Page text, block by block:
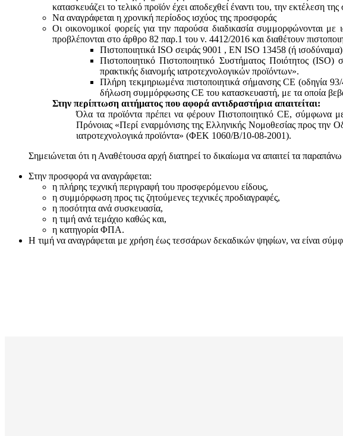
κατασκευάζει το τελικό προϊόν έχει αποδεχθεί έναντι του, την εκτέλεση
Να αναγράφεται η χρονική περίοδος ισχύος της προσφοράς
Οι οικονομικοί φορείς για την παρούσα διαδικασία συμμορφώνονται
προβλέπονται στο άρθρο 82 παρ.1 του ν. 4412/2016 και διαθέτουν
Πιστοποιητικά ISO σειράς 9001 , ΕΝ ISO 13458 (ή ισοδύναμα)
Πιστοποιητικό Πιστοποιητικό Συστήματος Ποιότητος
πρακτικής διανομής ιατροτεχνολογικών προϊόντων».
Πλήρη τεκμηριωμένα πιστοποιητικά σήμανσης CE (οδηγία
δήλωση συμμόρφωσης CE του κατασκευαστή, με τα οποία
Στην περίπτωση αιτήματος που αφορά αντιδραστήρια απαιτείται:
Όλα τα προϊόντα πρέπει να φέρουν Πιστοποιητικό CE,
Πρόνοιας «Περί εναρμόνισης της Ελληνικής Νομοθεσίας προς την
ιατροτεχνολογικά προϊόντα» (ΦΕΚ 1060/Β/10-08-2001).
Σημειώνεται ότι η Αναθέτουσα αρχή διατηρεί το δικαίωμα να απαιτεί τα
Στην προσφορά να αναγράφεται:
η πλήρης τεχνική περιγραφή του προσφερόμενου είδους,
η συμμόρφωση προς τις ζητούμενες τεχνικές προδιαγραφές,
η ποσότητα ανά συσκευασία,
η τιμή ανά τεμάχιο καθώς και,
η κατηγορία ΦΠΑ.
Η τιμή να αναγράφεται με χρήση έως τεσσάρων δεκαδικών ψηφίων, να είναι